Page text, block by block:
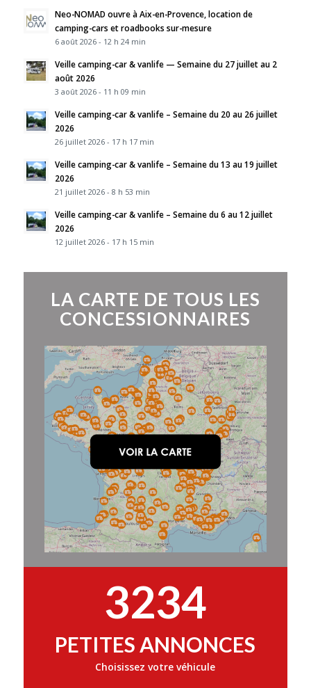
Neo-NOMAD ouvre à Aix-en-Provence, location de
camping-cars et roadbooks sur-mesure
6 août 2026 - 12 h 24 min
Veille camping-car & vanlife — Semaine du 27 juillet au 2
août 2026
3 août 2026 - 11 h 09 min
Veille camping-car & vanlife – Semaine du 20 au 26 juillet
2026
26 juillet 2026 - 17 h 17 min
Veille camping-car & vanlife – Semaine du 13 au 19 juillet
2026
21 juillet 2026 - 8 h 53 min
Veille camping-car & vanlife – Semaine du 6 au 12 juillet
2026
12 juillet 2026 - 17 h 15 min
LA CARTE DE TOUS LES
CONCESSIONNAIRES
3234
PETITES ANNONCES
Choisissez votre véhicule